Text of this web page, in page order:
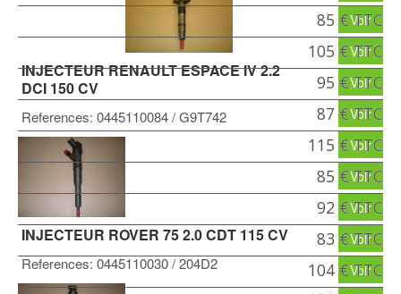
INJECTEUR RENAULT ESPACE IV 2.2
DCI 150 CV
References: 0445110084/ G9T742
INJECTEUR ROVER 75 2.0 CDT 115 CV
References:0445110030/ 204D2
Voir
85 € TTC
Voir
105 € TTC
Voir
95 € TTC
Voir
87 € TTC
Voir
115 € TTC
Voir
85 € TTC
Voir
92 € TTC
Voir
83 € TTC
Voir
104 € TTC